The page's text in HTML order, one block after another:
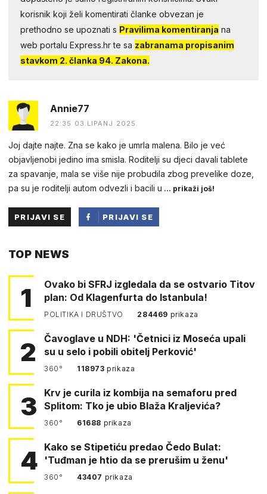
korisnik koji želi komentirati članke obvezan je
prethodno se upoznati s Pravilima komentiranja na
web portalu Express.hr te sa zabranama propisanim
stavkom 2. članka 94. Zakona.
Annie77
22:35 03.LIPANJ 2025.
Joj dajte najte. Zna se kako je umrla malena. Bilo je već
objavljenobi jedino ima smisla. Roditelji su djeci davali tablete
za spavanje, mala se više nije probudila zbog prevelike doze,
pa su je roditelji autom odvezli i bacili u ... prikaži još!
PRIJAVI SE
PRIJAVI SE
TOP NEWS
1
Ovako bi SFRJ izgledala da se ostvario Titov
plan: Od Klagenfurta do Istanbula!
POLITIKA I DRUŠTVO 284469 prikaza
2
Čavoglave u NDH: 'Četnici iz Moseća upali
su u selo i pobili obitelj Perković'
360° 118973prikaza
3
Krv je curila iz kombija na semaforu pred
Splitom: Tko je ubio Blaža Kraljevića?
360° 61688 prikaza
4 Kako se Stipetiću predao Čedo Bulat:
'Tuđman je htio da se prerušim u ženu'
360° 43407 prikaza